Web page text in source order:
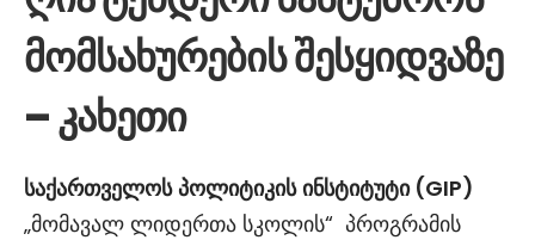
მომსახურების შესყიდვაზე
– კახეთი
საქართველოს პოლიტიკის ინსტიტუტი(GIP)
„მომავალ ლიდერთა სკოლის“ პროგრამის